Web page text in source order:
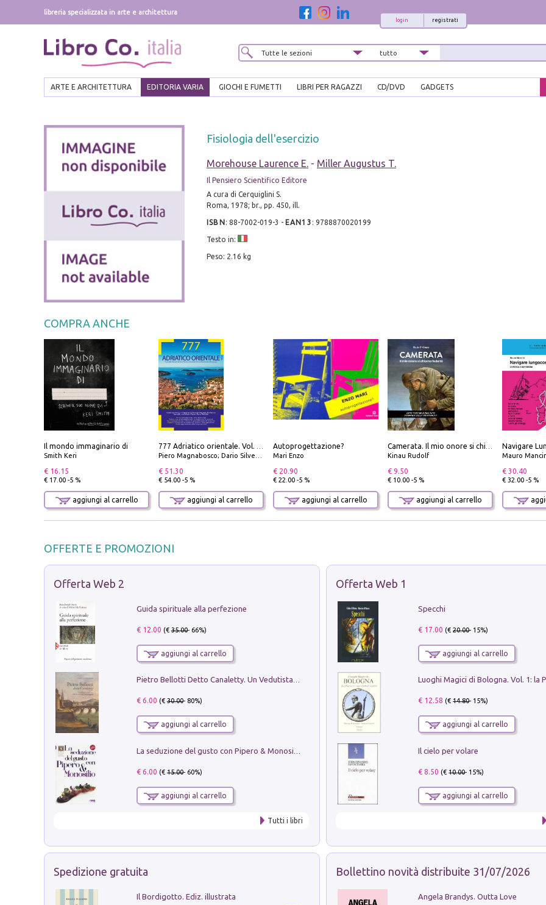
libreria specializzata in arte e architettura
registrati
login
ARTE E ARCHITETTURA EDITORIA VARIA GIOCHI E FUMETTI LIBRI PER RAGAZZI CD/DVD GADGETS
Fisiologia dell'esercizio
Morehouse Laurence E.- Miller Augustus T.
Il Pensiero Scientifico Editore
A cura di Cerquiglini S.
Roma, 1978; br., pp. 450, ill.
ISBN : 88-7002-019-3 - EAN13 : 9788870020199
Testo in:
Peso: 2.16 kg
COMPRA ANCHE
Il mondo immaginario di
Smith Keri
€ 16.15
€ 17.00 -5 %
aggiungi al carrello
777 Adriatico orientale. Vol. 2: Costa della Dalmazia da Zara a Molunat, Isole della Dalmazia Meridionale e Montenegro
Piero Magnabosco; Dario Silvestro; Marco Sbrizzi
€ 51.30
€ 54.00 -5 %
aggiungi al carrello
Autoprogettazione?
Mari Enzo
€ 20.90
€ 22.00 -5 %
aggiungi al carrello
Camerata. Il mio onore si chiama fedeltà
Kinau Rudolf
€ 9.50
€ 10.00 -5 %
aggiungi al carrello
Mauro
€ 30.40
€ 32.00 -5 %
OFFERTE E PROMOZIONI
Offerta Web 2
Guida spirituale alla perfezione
€ 12.00 (€35.00- 66%)
aggiungi al carrello
Pietro Bellotti Detto Canaletty. Un Vedutista Veneziano nella Francia dell'Ancien Régime
€ 6.00 (€30.00- 80%)
aggiungi al carrello
€ 6.00 (€15.00- 60%)
aggiungi al carrello
Tutti i libri
Offerta Web 1
Specchi
€ 17.00 (€20.00- 15%)
aggiungi al carrello
€ 12.58 (€14.80- 15%)
aggiungi al carrello
Il cielo per volare
€ 8.50 (€10.00- 15%)
aggiungi al carrello
Spedizione gratuita
Il Bordigotto. Ediz. illustrata
Bollettino novità distribuite 31/07/2026
Angela Brandys. Outta Love